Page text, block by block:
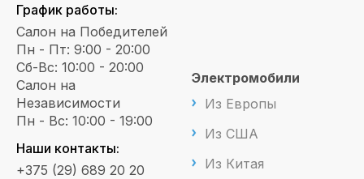
График работы:
Салон на Победителей
Пн - Пт: 9:00 - 20:00
Сб-Вс: 10:00 - 20:00
Салон на
Независимости
Пн - Вс: 10:00 - 19:00
Наши контакты:
+375 (29) 689 20 20
Электромобили
Из Европы
Из США
Из Китая